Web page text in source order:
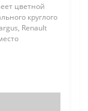
цветной
круглого
Renault